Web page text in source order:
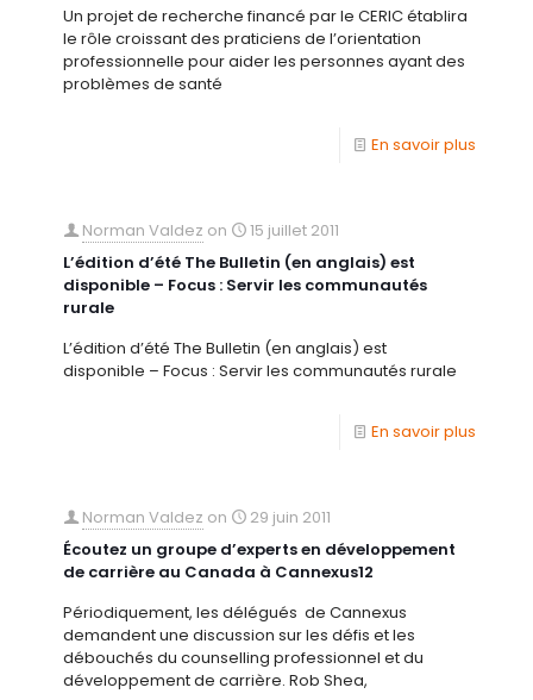
Un projet de recherche financé par le CERIC établira
le rôle croissant des praticiens de l’orientation
professionnelle pour aider les personnes ayant des
problèmes de santé
En savoir plus
Norman Valdez on
15 juillet 2011
L’édition d’été The Bulletin (en anglais) est
disponible – Focus : Servir les communautés
rurale
L’édition d’été The Bulletin (en anglais) est
disponible – Focus : Servir les communautés rurale
En savoir plus
Norman Valdez on
29 juin 2011
Écoutez un groupe d’experts en développement
de carrière au Canada à Cannexus12
Périodiquement, les délégués de Cannexus
demandent une discussion sur les défis et les
débouchés du counselling professionnel et du
développement de carrière. Rob Shea,